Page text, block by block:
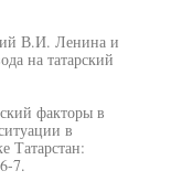
В.И. Ленина и
на татарский
факторы в
в
Татарстан:
7.